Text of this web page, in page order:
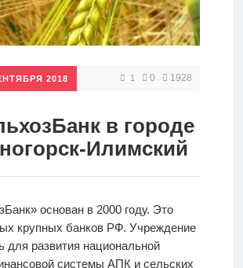
2018 1 0 1928
в городе
Илимский
основан в 2000 году. Это
крупных банков РФ. Учреждение
для развития национальной
системы АПК и сельских